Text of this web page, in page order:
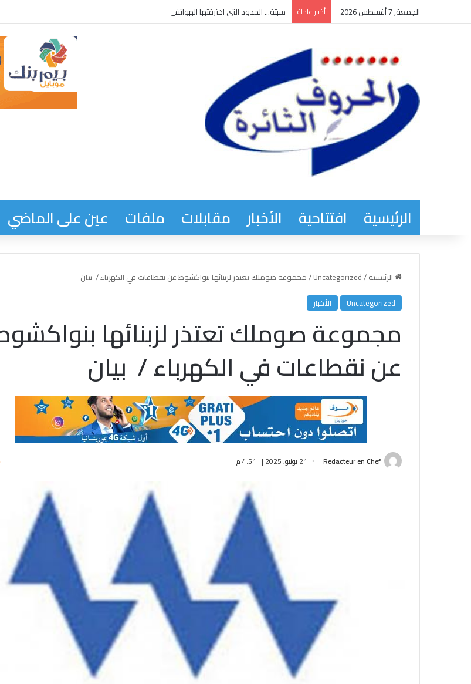
الجمعة, 7 أغسطس 2026 أخبار عاجلة سبتة… الحدود التي اخترقتها الهواتف قبل المهاجرين *
الرئيسية افتتاحية الأخبار مقابلات ملفات عين على الماضي
الرئيسية/
Uncategorized
/مجموعة صوملك تعتذر لزبنائها بنواكشوط عن نقطاعات في الكهرباء / بيان
Uncategorized
الأخبار
مجموعة صوملك تعتذر لزبنائها
عن نقطاعات في الكهرباء / بيان
Redacteur en Chef 21 يونيو, 2025 | | 4:51 م